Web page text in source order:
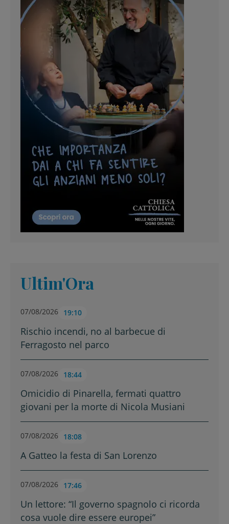
Ultim'Ora
07/08/2026 19:10
Rischio incendi, no al barbecue di
Ferragosto nel parco
07/08/2026 18:44
Omicidio di Pinarella, fermati quattro
giovani per la morte di Nicola Musiani
07/08/2026 18:08
A Gatteo la festa di San Lorenzo
07/08/2026 17:46
Un lettore: “Il governo spagnolo ci ricorda
cosa vuole dire essere europei”